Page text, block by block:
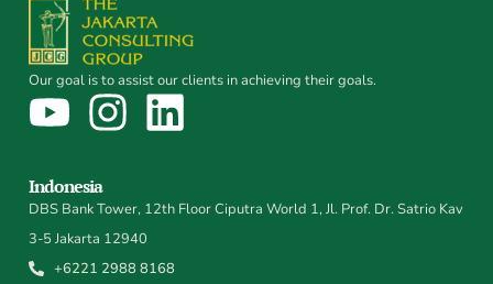
Our goal is to assist our clients in achieving their goals.
Indonesia
DBS Bank Tower, 12th Floor Ciputra World 1, Jl. Prof. Dr. Satrio Kav
3-5 Jakarta 12940
+6221 2988 8168